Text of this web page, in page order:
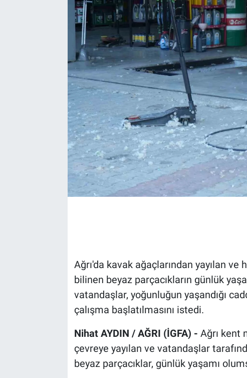
Ağrı'da kavak ağaçlarından yayılan
bilinen beyaz parçacıkların günlük
vatandaşlar, yoğunluğun yaşandığı
çalışma başlatılmasını istedi.
Nihat AYDIN / AĞRI (İGFA) - Ağrı kent
çevreye yayılan ve vatandaşlar
beyaz parçacıklar, günlük yaşamı